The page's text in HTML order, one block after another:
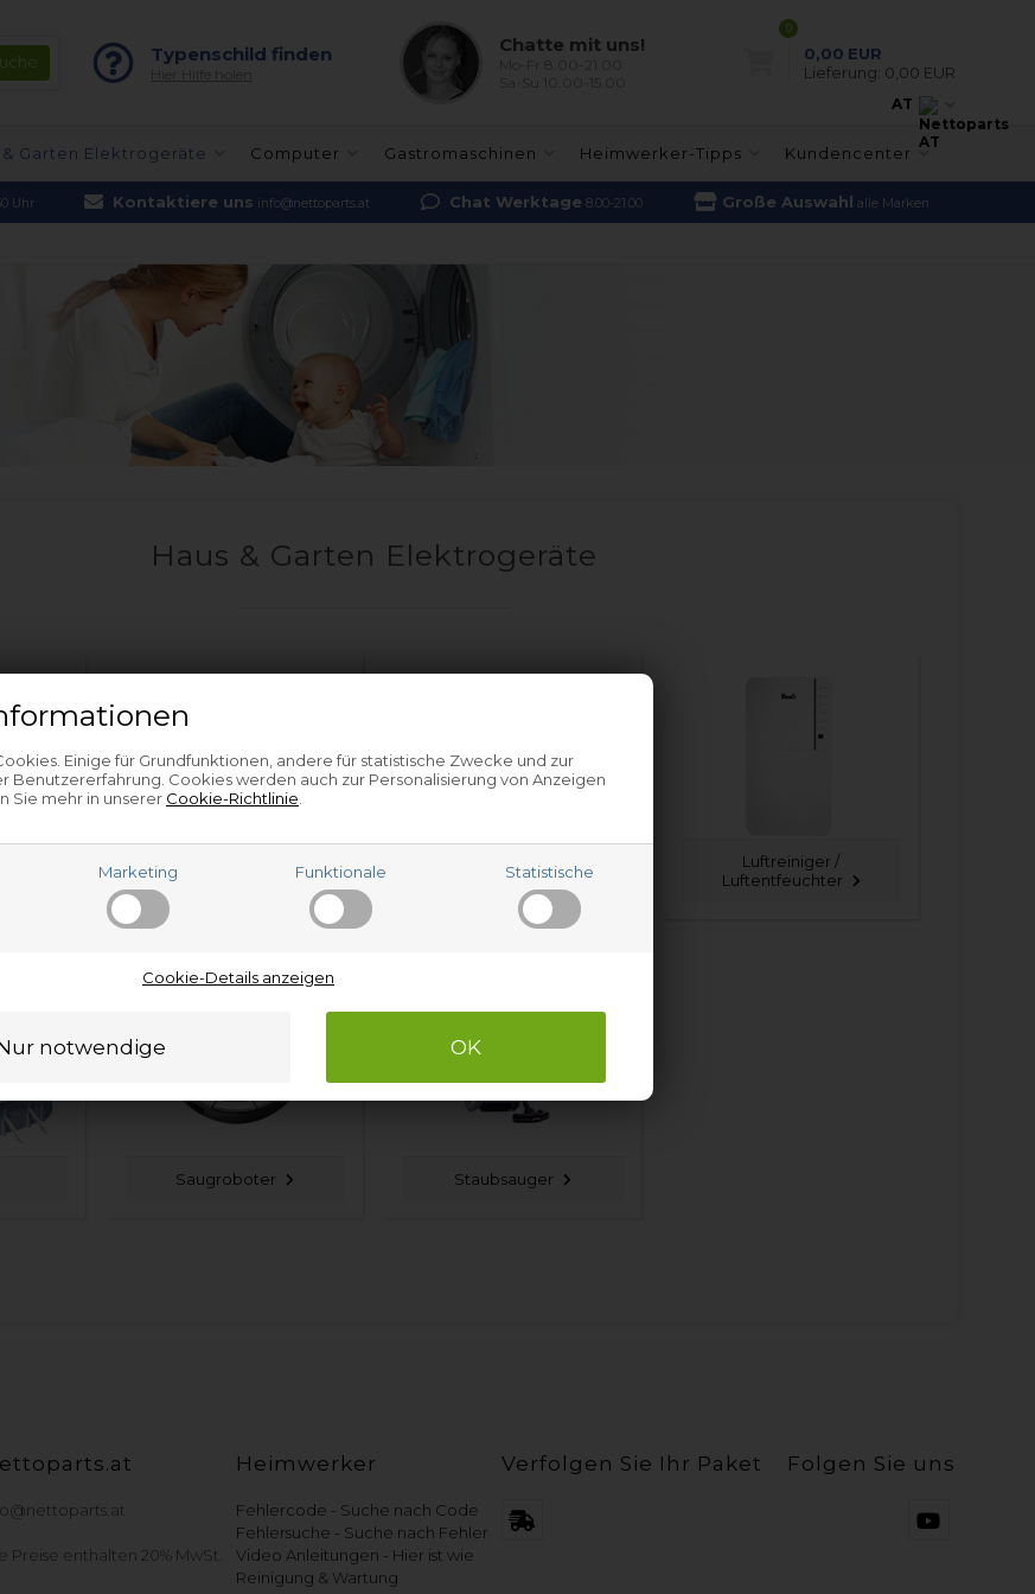
Einige für Grundfunktionen, andere für statistische Zwecke und zur
Benutzererfahrung. Cookies werden auch zur Personalisierung von Anzeigen
Sie mehr in unserer Cookie-Richtlinie
Marketing Funktionale Statistische
Cookie-Details anzeigen
Typenschild finden Chatte mit uns!
AT
0
0,00 EUR
Lieferung: 0,00 EUR
& Garten Elektrogeräte Computer Gastromaschinen Heimwerker-Tipps Kundencenter
Uhr Kontaktiere uns info@nettoparts.at Chat Werktage 8.00-21.00 Große Auswahl alle Marken
Haus & Garten Elektrogeräte
Hochdruckreiniger Hygiene
Luftreiniger /
Luftentfeuchter
Saugroboter Staubsauger
Preise enthalten 20% MwSt.
Heimwerker
Fehlercode - Suche nach Code
Fehlersuche - Suche nach Fehler
Video Anleitungen - Hier ist wie
Reinigung & Wartung
Verfolgen Sie Ihr Paket Folgen Sie uns